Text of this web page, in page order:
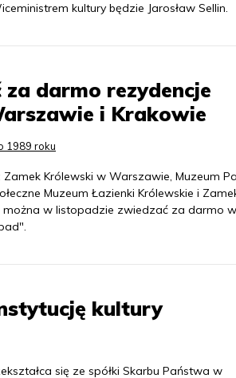
kultury będzie Jarosław Sellin.
darmo rezydencje
i Krakowie
1989 roku
Królewski w Warszawie, Muzeum
Muzeum Łazienki Królewskie i
można w listopadzie zwiedzać za darmo w
kultury
się ze spółki Skarbu Państwa w